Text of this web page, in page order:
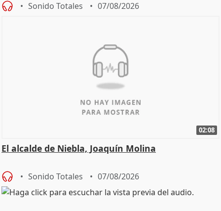
Sonido Totales 07/08/2026
02:08
El alcalde de Niebla, Joaquín Molina
Sonido Totales 07/08/2026